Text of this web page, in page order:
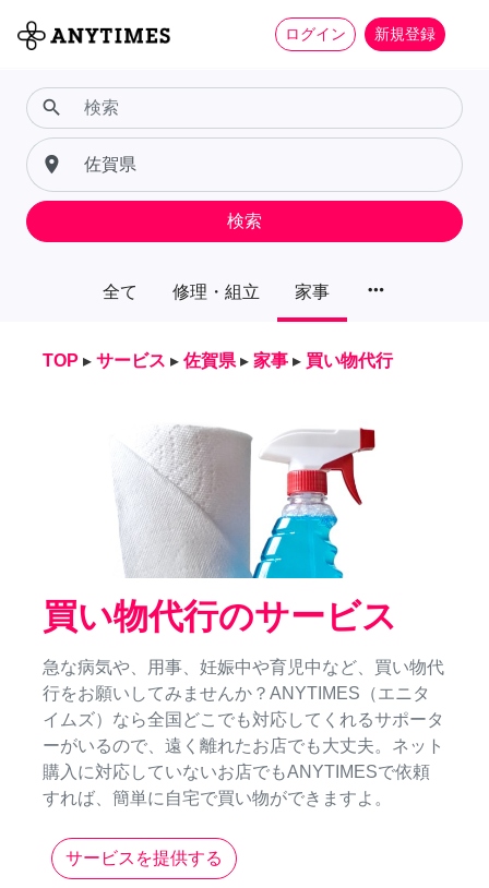
ログイン 新規登録
全て 修理・組立 家事 more_horiz
search
place
検索
TOP ▸ サービス ▸ 佐賀県 ▸ 家事 ▸ 買い物代行
買い物代行のサービス
急な病気や、用事、妊娠中や育児中など、買い物代
行をお願いしてみませんか？ANYTIMES（エニタ
イムズ）なら全国どこでも対応してくれるサポータ
ーがいるので、遠く離れたお店でも大丈夫。ネット
購入に対応していないお店でもANYTIMESで依頼
すれば、簡単に自宅で買い物ができますよ。
サービスを提供する